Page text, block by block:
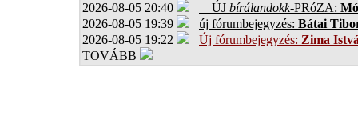
2026-08-05 20:40
ÚJ bírálandokk-PRóZA:
2026-08-05 19:39
új fórumbejegyzés: Bátai
2026-08-05 19:22
Új fórumbejegyzés: Zima
TOVÁBB